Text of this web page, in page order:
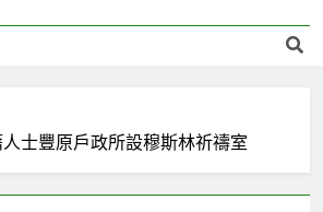
記者會隆重登場！豪華卡司強
士豐原戶政所設穆斯林祈禱室